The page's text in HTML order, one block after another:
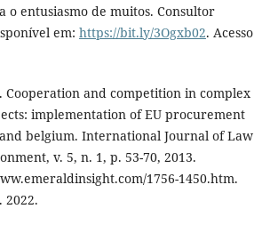
o entusiasmo de muitos. Consultor
em: https://bit.ly/3Ogxb02. Acesso
Cooperation and competition in complex
implementation of EU procurement
belgium. International Journal of Law
v. 5, n. 1, p. 53-70, 2013.
1756-1450.htm.
2022.